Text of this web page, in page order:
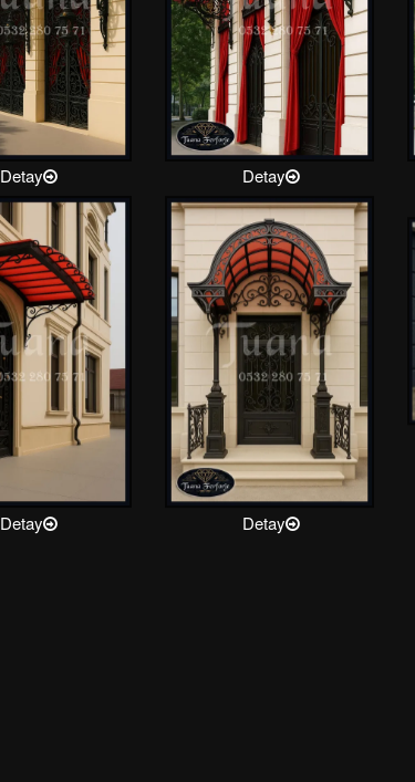
Detay Detay
Detay Detay